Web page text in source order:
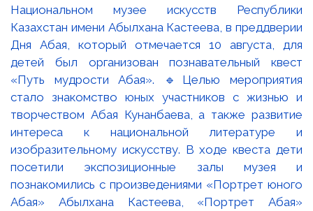
Национальном музее искусств Республики
Казахстан имени Абылхана Кастеева, в преддверии
Дня Абая, который отмечается 10 августа, для
детей был организован познавательный квест
«Путь мудрости Абая». 🔹Целью мероприятия
стало знакомство юных участников с жизнью и
творчеством Абая Кунанбаева, а также развитие
интереса к национальной литературе и
изобразительному искусству. В ходе квеста дети
посетили экспозиционные залы музея и
познакомились с произведениями «Портрет юного
Абая» Абылхана Кастеева, «Портрет Абая»